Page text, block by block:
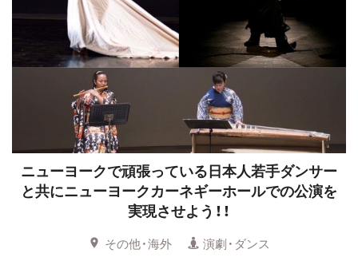
ニューヨークで頑張っている日本人若手ダンサー
と共にニューヨークカーネギーホールでの公演を
実現させよう！！
その他・海外
演劇・ダンス